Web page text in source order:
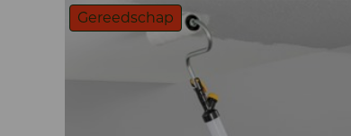
Gereedschap